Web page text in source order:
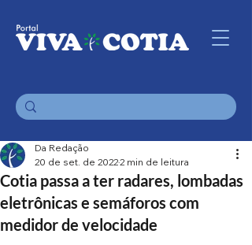
Cotia passa a ter radares, lombadas
eletrônicas e semáforos com
medidor de velocidade
Da Redação
20 de set. de 20222 min de leitura